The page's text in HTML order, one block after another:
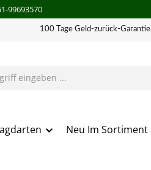
99693570
100 Tage Geld-zurück-Garantie
Neu Im Sortiment